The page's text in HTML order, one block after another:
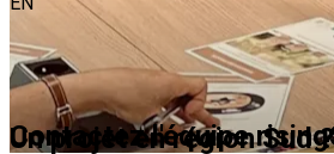
Contactez l'équipe
Un projet en région Sud